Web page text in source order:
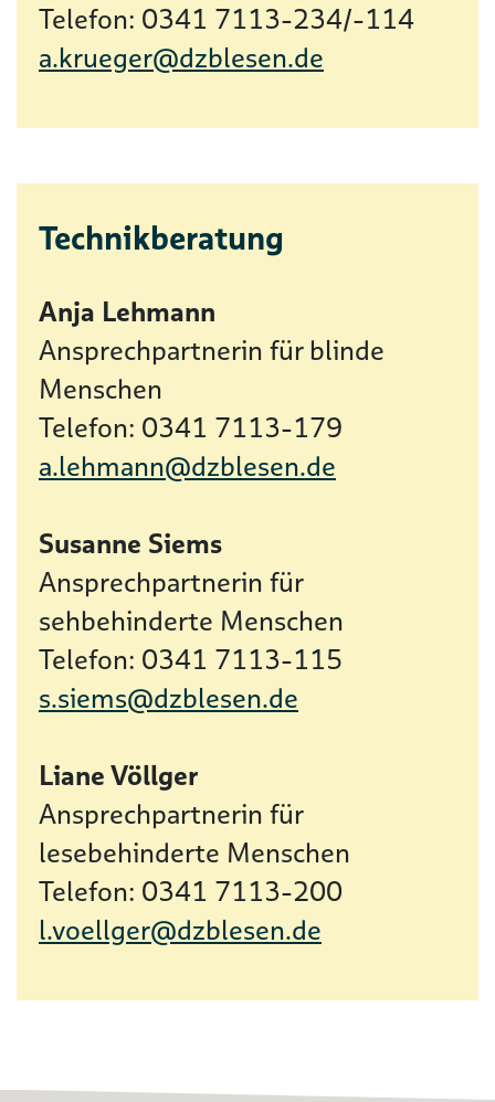
Telefon: 0341 7113-234/-114
a.krueger@dzblesen.de
Technikberatung
Anja Lehmann
Ansprechpartnerin für blinde
Menschen
Telefon: 0341 7113-179
a.lehmann@dzblesen.de
Susanne Siems
Ansprechpartnerin für
sehbehinderte Menschen
Telefon: 0341 7113-115
s.siems@dzblesen.de
Liane Völlger
Ansprechpartnerin für
lesebehinderte Menschen
Telefon: 0341 7113-200
l.voellger@dzblesen.de